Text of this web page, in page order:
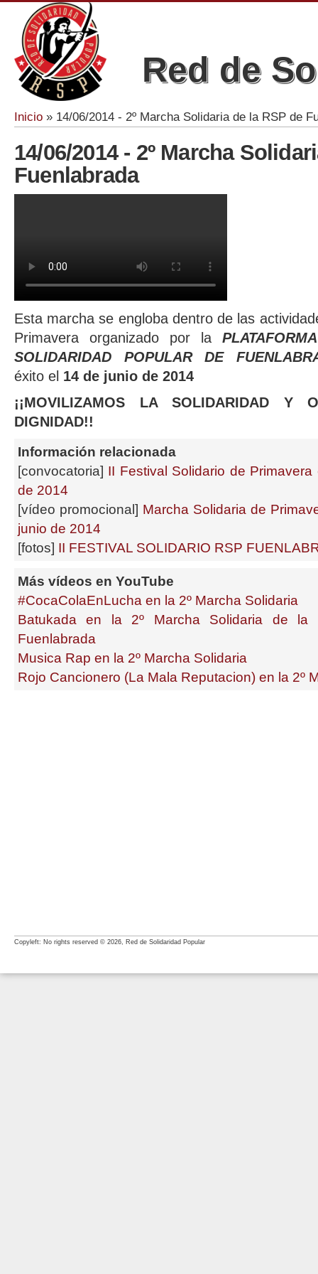
Red de
Se encuentra usted aquí
Inicio » 14/06/2014 - 2º Marcha Solidaria de la RSP de
14/06/2014 - 2º Marcha
Fuenlabrada
Esta marcha se engloba dentro de las
Primavera organizado por la
SOLIDARIDAD POPULAR DE
éxito el 14 de junio de 2014
¡¡MOVILIZAMOS LA SOLIDARIDAD Y
DIGNIDAD!!
Información relacionada
[convocatoria] II Festival Solidario de
de 2014
[vídeo promocional] Marcha Solidaria de
junio de 2014
[fotos] II FESTIVAL SOLIDARIO RSP
Más vídeos en YouTube
#CocaColaEnLucha en la 2º Marcha Solidaria
Batukada en la 2º Marcha Solidaria de la
Fuenlabrada
Musica Rap en la 2º Marcha Solidaria
Rojo Cancionero (La Mala Reputacion) en la 2º
Copyleft: No rights reserved © 2026, Red de Solidaridad Popular